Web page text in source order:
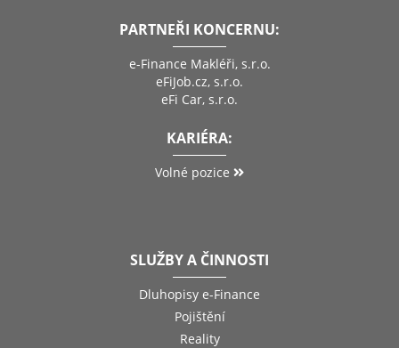
PARTNEŘI KONCERNU:
e-Finance Makléři, s.r.o.
eFiJob.cz, s.r.o.
eFi Car, s.r.o.
KARIÉRA:
Volné pozice
SLUŽBY A ČINNOSTI
Dluhopisy e-Finance
Pojištění
Reality